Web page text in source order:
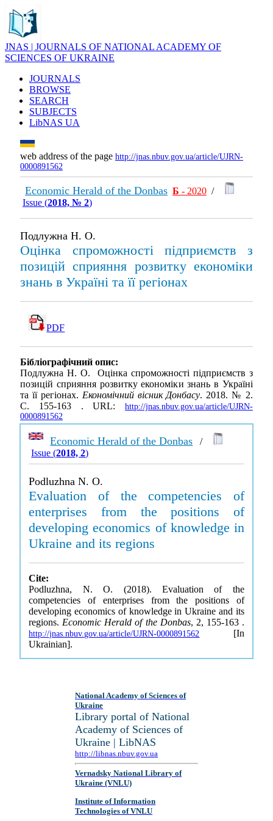
JNAS | JOURNALS OF NATIONAL ACADEMY OF
SCIENCES OF UKRAINE
JOURNALS
BROWSE
SEARCH
SUBJECTS
LibNAS UA
web address of the page http://jnas.nbuv.gov.ua/article/UJRN-
0000891562
Economic Herald of the Donbas Б - 2020 /
Issue (2018, № 2)
Подлужна Н. О.
Оцінка спроможності підприємств з
позицій сприяння розвитку економіки
знань в Україні та її регіонах
PDF
Бібліографічний опис:
Подлужна Н. О. Оцінка спроможності підприємств з
позицій сприяння розвитку економіки знань в Україні
та її регіонах. Економічний вісник Донбасу. 2018. № 2.
С. 155-163 . URL: http://jnas.nbuv.gov.ua/article/UJRN-
0000891562
Economic Herald of the Donbas /
Issue (2018, 2)
Podluzhna N. O.
Evaluation of the competencies of
enterprises from the positions of
developing economics of knowledge in
Ukraine and its regions
Cite:
Podluzhna, N. O. (2018). Evaluation of the
competencies of enterprises from the positions of
developing economics of knowledge in Ukraine and its
regions. Economic Herald of the Donbas, 2, 155-163 .
http://jnas.nbuv.gov.ua/article/UJRN-0000891562 [In
Ukrainian].
National Academy of Sciences of
Ukraine
Library portal of National
Academy of Sciences of
Ukraine | LibNAS
http://libnas.nbuv.gov.ua
Vernadsky National Library of
Ukraine (VNLU)
Institute of Information
Technologies of VNLU